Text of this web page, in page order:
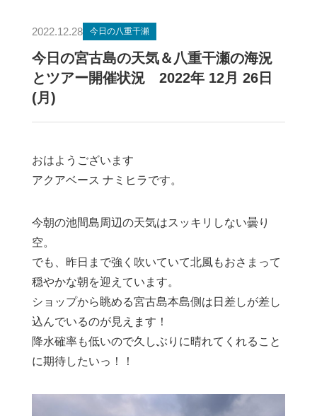
2022.12.28 今日の八重干瀬
今日の宮古島の天気＆八重干瀬の海況
とツアー開催状況 2022年 12月 26日
(月)
おはようございます
アクアベース ナミヒラです。
今朝の池間島周辺の天気はスッキリしない曇り
空。
でも、昨日まで強く吹いていて北風もおさまって
穏やかな朝を迎えています。
ショップから眺める宮古島本島側は日差しが差し
込んでいるのが見えます！
降水確率も低いので久しぶりに晴れてくれること
に期待したいっ！！